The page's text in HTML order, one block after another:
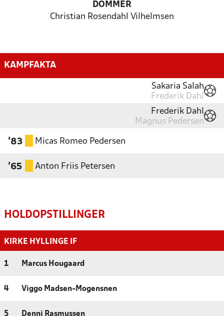
DOMMER
Christian Rosendahl Vilhelmsen
KAMPFAKTA
Sakaria Salah
Frederik Dahl
Frederik Dahl
Magnus Pedersen
'83 Micas Romeo Pedersen
'65 Anton Friis Petersen
HOLDOPSTILLINGER
KIRKE HYLLINGE IF
1 Marcus Hougaard
4 Viggo Madsen-Mogensnen
5 Denni Rasmussen